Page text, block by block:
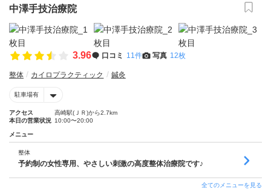
中澤手技治療院
3.96 口コミ 11件 写真 12枚
整体 カイロプラクティック 鍼灸
駐車場有
アクセス
高崎駅(ＪＲ)から2.7km
本日の営業状況 10:00〜20:00
メニュー
整体
予約制の女性専用、やさしい刺激の高度整体治療院です♪
全てのメニューを見る